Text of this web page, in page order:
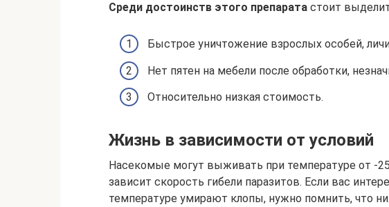
Среди достоинств этого препарата стоит
Быстрое уничтожение взрослых особей,
Нет пятен на мебели после обработки,
Относительно низкая стоимость.
Жизнь в зависимости от условий
Насекомые могут выживать при температуре от -
зависит скорость гибели паразитов. Если вас
температуре умирают клопы, нужно помнить, что